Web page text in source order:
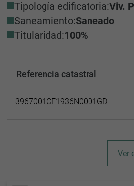
Tipología edificatoria:Viv.
Saneamiento:Saneado
Titularidad:100%
Referencia catastral
3967001CF1936N0001GD
Ver